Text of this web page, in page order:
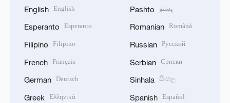
English English
Esperanto Esperanto
Filipino Filipino
French Français
German Deutsch
Greek Ελληνικά
Pashto پښتو
Romanian Română
Russian Русский
Serbian Српски
Sinhala සිංහල
Spanish Español